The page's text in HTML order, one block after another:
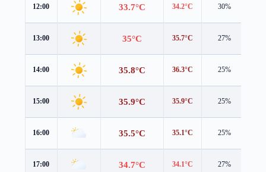
12:00 33.7°C 34.2°C 30%
13:00 35°C 35.7°C 27%
14:00 35.8°C 36.3°C 25%
15:00 35.9°C 35.9°C 25%
16:00 35.5°C 35.1°C 25%
17:00 34.7°C 34.1°C 27%